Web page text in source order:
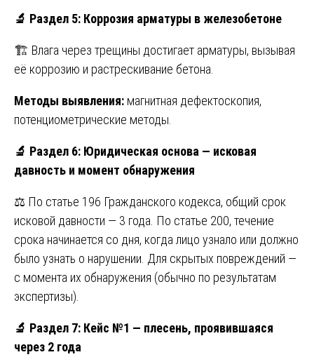
🔬 Раздел 5: Коррозия арматуры в железобетоне
🏗️ Влага через трещины достигает арматуры, вызывая
её коррозию и растрескивание бетона.
Методы выявления: магнитная дефектоскопия,
потенциометрические методы.
🔬 Раздел 6: Юридическая основа — исковая
давность и момент обнаружения
⚖️ По статье 196 Гражданского кодекса, общий срок
исковой давности — 3 года. По статье 200, течение
срока начинается со дня, когда лицо узнало или должно
было узнать о нарушении. Для скрытых повреждений —
с момента их обнаружения (обычно по результатам
экспертизы).
🔬 Раздел 7: Кейс №1 — плесень, проявившаяся
через 2 года